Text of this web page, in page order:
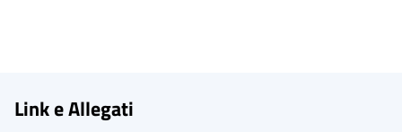
Link e Allegati